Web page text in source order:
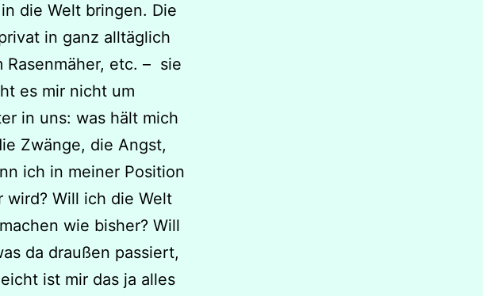
die Welt bringen. Die
in ganz alltäglich
Rasenmäher, etc. – sie
es mir nicht um
in uns: was hält mich
Zwänge, die Angst,
ich in meiner Position
wird? Will ich die Welt
wie bisher? Will
da draußen passiert,
ist mir das ja alles